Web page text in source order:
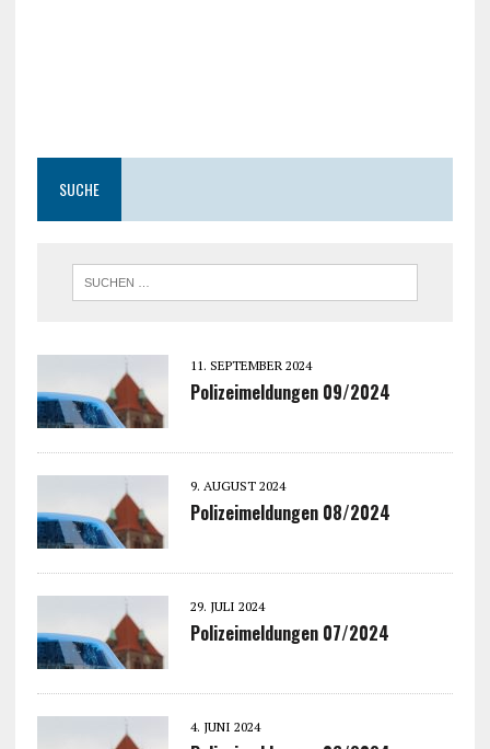
SUCHE
11. SEPTEMBER 2024
Polizeimeldungen 09/2024
9. AUGUST 2024
Polizeimeldungen 08/2024
29. JULI 2024
Polizeimeldungen 07/2024
4. JUNI 2024